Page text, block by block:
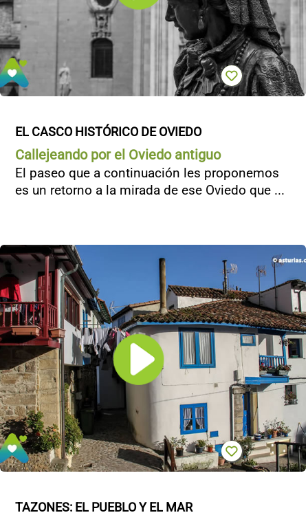
EL CASCO HISTÓRICO DE OVIEDO
Callejeando por el Oviedo antiguo
El paseo que a continuación les proponemos
es un retorno a la mirada de ese Oviedo que ...
TAZONES: EL PUEBLO Y EL MAR